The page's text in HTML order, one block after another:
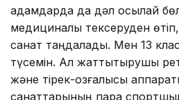
адамдарда да дәл осылай
медициналық тексеруден
санат таңдалады. Мен 13
түсемін. Ал жаттықтырушы
және тірек-қозғалысы
санаттарының пара